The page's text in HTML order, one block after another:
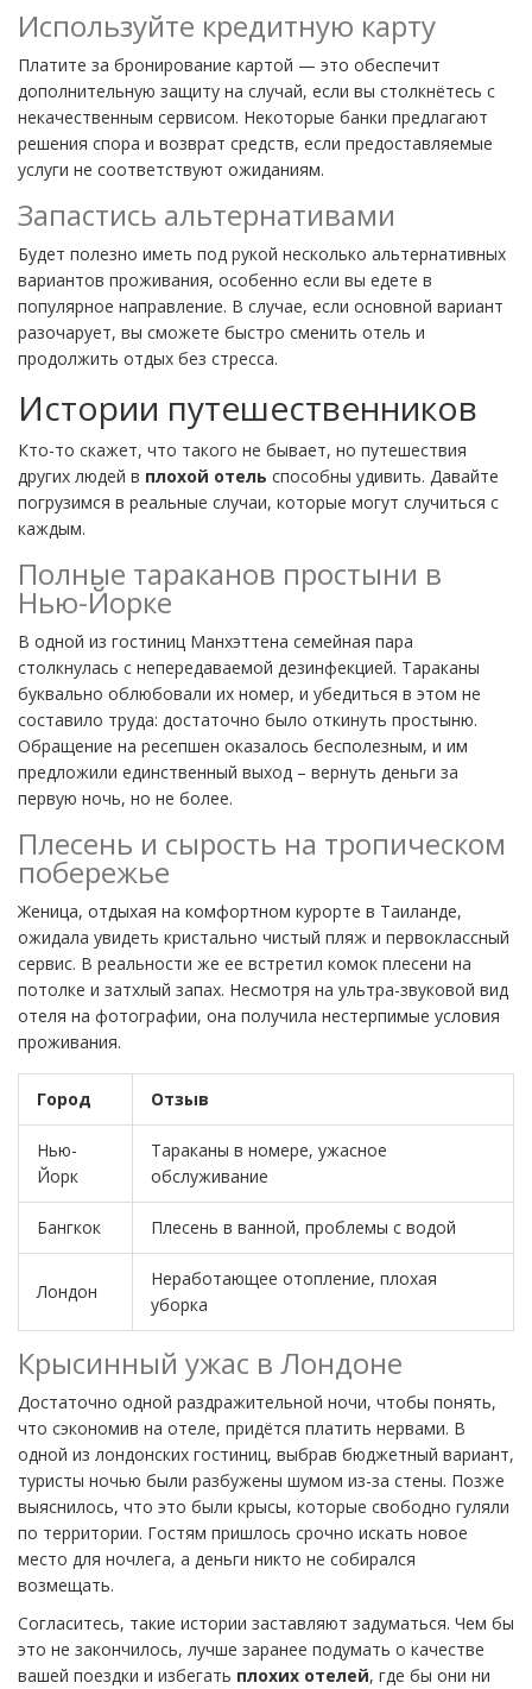
Используйте кредитную карту
Платите за бронирование картой — это обеспечит
дополнительную защиту на случай, если вы столкнётесь с
некачественным сервисом. Некоторые банки предлагают
решения спора и возврат средств, если предоставляемые
услуги не соответствуют ожиданиям.
Запастись альтернативами
Будет полезно иметь под рукой несколько альтернативных
вариантов проживания, особенно если вы едете в
популярное направление. В случае, если основной вариант
разочарует, вы сможете быстро сменить отель и
продолжить отдых без стресса.
Истории путешественников
Кто-то скажет, что такого не бывает, но путешествия
других людей в плохой отель способны удивить. Давайте
погрузимся в реальные случаи, которые могут случиться с
каждым.
Полные тараканов простыни в
Нью-Йорке
В одной из гостиниц Манхэттена семейная пара
столкнулась с непередаваемой дезинфекцией. Тараканы
буквально облюбовали их номер, и убедиться в этом не
составило труда: достаточно было откинуть простыню.
Обращение на ресепшен оказалось бесполезным, и им
предложили единственный выход – вернуть деньги за
первую ночь, но не более.
Плесень и сырость на тропическом
побережье
Женица, отдыхая на комфортном курорте в Таиланде,
ожидала увидеть кристально чистый пляж и первоклассный
сервис. В реальности же ее встретил комок плесени на
потолке и затхлый запах. Несмотря на ультра-звуковой вид
отеля на фотографии, она получила нестерпимые условия
проживания.
Город Отзыв
Нью-
Йорк
Тараканы в номере, ужасное
обслуживание
Бангкок Плесень в ванной, проблемы с водой
Лондон
Неработающее отопление, плохая
уборка
Крысинный ужас в Лондоне
Достаточно одной раздражительной ночи, чтобы понять,
что сэкономив на отеле, придётся платить нервами. В
одной из лондонских гостиниц, выбрав бюджетный вариант,
туристы ночью были разбужены шумом из-за стены. Позже
выяснилось, что это были крысы, которые свободно гуляли
по территории. Гостям пришлось срочно искать новое
место для ночлега, а деньги никто не собирался
возмещать.
Согласитесь, такие истории заставляют задуматься. Чем бы
это не закончилось, лучше заранее подумать о качестве
вашей поездки и избегать плохих отелей, где бы они ни